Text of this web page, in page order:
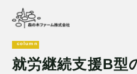
column
就労継続支援B型